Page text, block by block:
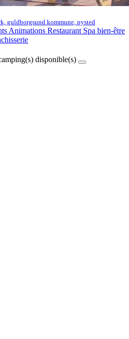
guldborgsund kommune, nysted
Animations Restaurant Spa bien-être
disponible(s)